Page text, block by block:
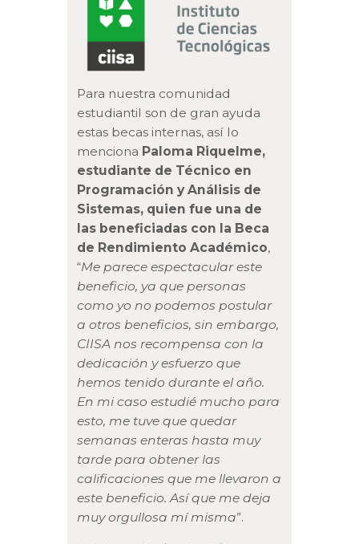
Para nuestra comunidad
estudiantil son de gran ayuda
estas becas internas, así lo
menciona Paloma Riquelme,
estudiante de Técnico en
Programación y Análisis de
Sistemas, quien fue una de
las beneficiadas con la Beca
de Rendimiento Académico,
“Me parece espectacular este
beneficio, ya que personas
como yo no podemos postular
a otros beneficios, sin embargo,
CIISA nos recompensa con la
dedicación y esfuerzo que
hemos tenido durante el año.
En mi caso estudié mucho para
esto, me tuve que quedar
semanas enteras hasta muy
tarde para obtener las
calificaciones que me llevaron a
este beneficio. Así que me deja
muy orgullosa mí misma”.